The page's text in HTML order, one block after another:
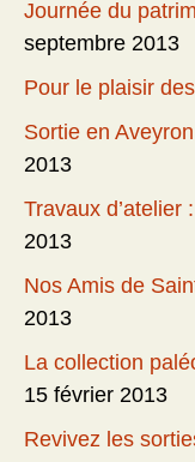
Journée du
septembre 2013
Pour le plaisir
Sortie en
2013
Travaux d’atelier
2013
Nos Amis de
2013
La collection
15 février 2013
Revivez les